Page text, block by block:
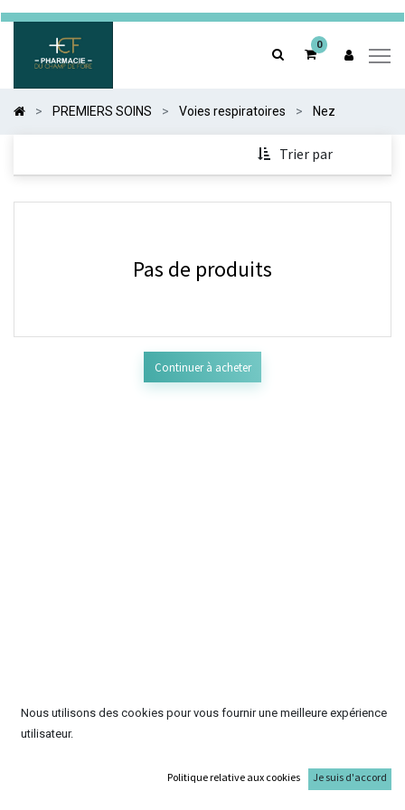
0
PREMIERS SOINS Voies respiratoires Nez
Trier par
Pas de produits
Continuer à acheter
Nous utilisons des cookies pour vous fournir une meilleure expérience
utilisateur.
Politique relative aux cookies Je suis d'accord